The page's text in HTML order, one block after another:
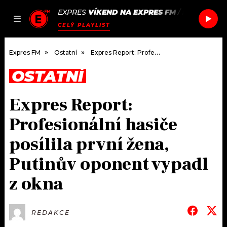
JAK
SEZNAM.CZ
EXPRES VÍKEND NA EXPRES FM/ HARRY
CELÝ PLAYLIST
DOMŮ
ČLÁNKY
AKTUÁLNĚ
HUDBA
ROZHOVORY
#NEBUDUDOMA
PODCASTY
JAK NALADIT
RÁDIO
APLIKACE
SOUTĚŽE
Expres FM Ostatní Expres Report: Profesionální hasiče posílila první žena, Putinův oponent vypadl z okna
OSTATNÍ
Expres Report:
Profesionální hasiče
posílila první žena,
Putinův oponent vypadl
z okna
REDAKCE